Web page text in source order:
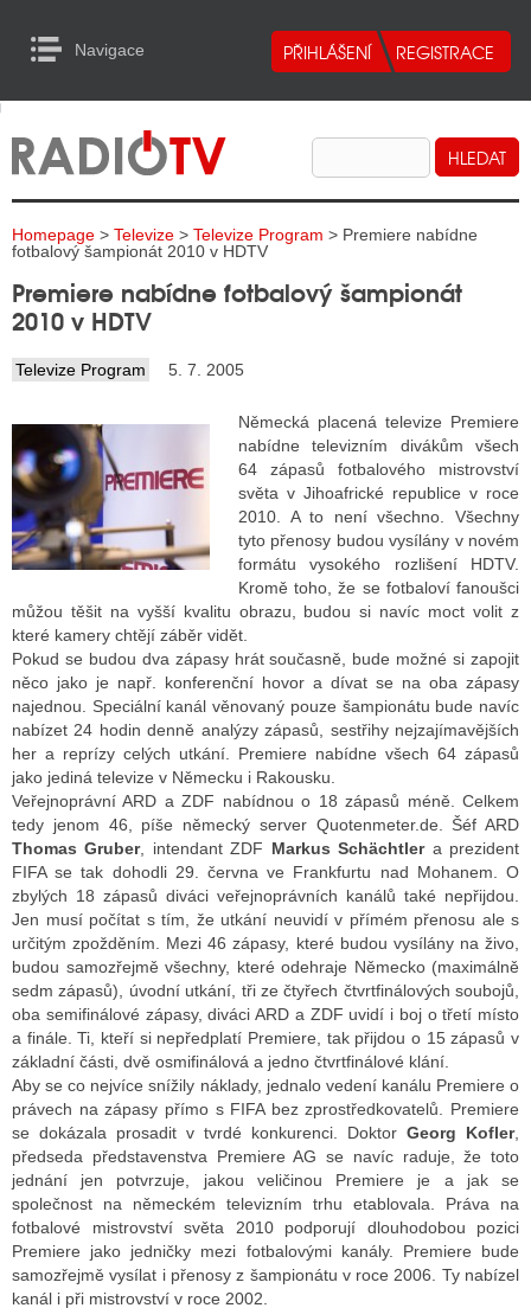
Navigace
RADIA
TELEVIZE
INTERNET
TISK
RADIA
RÁDIÍ
RÁDIÍ
VYSÍLAČE
TELEVIZE
TELEVIZÍ
VYSÍLAČE
INTERNET
RÁDIA
STRÁNKY RÁDIÍ
STRÁNKY TV
TISK
STÁT BLOGEREM
BLOGERA
to Content
Homepage > Televize > Televize Program > Premiere nabídne
fotbalový šampionát 2010 v HDTV
Premiere nabídne fotbalový šampionát
2010 v HDTV
Televize Program 5. 7. 2005
Německá placená televize Premiere
nabídne televizním divákům všech
64 zápasů fotbalového mistrovství
světa v Jihoafrické republice v roce
2010. A to není všechno. Všechny
tyto přenosy budou vysílány v novém
formátu vysokého rozlišení HDTV.
Kromě toho, že se fotbaloví fanoušci
můžou těšit na vyšší kvalitu obrazu, budou si navíc moct volit z
které kamery chtějí záběr vidět.
Pokud se budou dva zápasy hrát současně, bude možné si zapojit
něco jako je např. konferenční hovor a dívat se na oba zápasy
najednou. Speciální kanál věnovaný pouze šampionátu bude navíc
nabízet 24 hodin denně analýzy zápasů, sestřihy nejzajímavějších
her a reprízy celých utkání. Premiere nabídne všech 64 zápasů
jako jediná televize v Německu i Rakousku.
Veřejnoprávní ARD a ZDF nabídnou o 18 zápasů méně. Celkem
tedy jenom 46, píše německý server Quotenmeter.de. Šéf ARD
Thomas Gruber, intendant ZDF Markus Schächtlera prezident
FIFA se tak dohodli 29. června ve Frankfurtu nad Mohanem. O
zbylých 18 zápasů diváci veřejnoprávních kanálů také nepřijdou.
Jen musí počítat s tím, že utkání neuvidí v přímém přenosu ale s
určitým zpožděním. Mezi 46 zápasy, které budou vysílány na živo,
budou samozřejmě všechny, které odehraje Německo (maximálně
sedm zápasů), úvodní utkání, tři ze čtyřech čtvrtfinálových soubojů,
oba semifinálové zápasy, diváci ARD a ZDF uvidí i boj o třetí místo
a finále. Ti, kteří si nepředplatí Premiere, tak přijdou o 15 zápasů v
základní části, dvě osmifinálová a jedno čtvrtfinálové klání.
Aby se co nejvíce snížily náklady, jednalo vedení kanálu Premiere o
právech na zápasy přímo s FIFA bez zprostředkovatelů. Premiere
se dokázala prosadit v tvrdé konkurenci. Doktor Georg Kofler,
předseda představenstva Premiere AG se navíc raduje, že toto
jednání jen potvrzuje, jakou veličinou Premiere je a jak se
společnost na německém televizním trhu etablovala. Práva na
fotbalové mistrovství světa 2010 podporují dlouhodobou pozici
Premiere jako jedničky mezi fotbalovými kanály. Premiere bude
samozřejmě vysílat i přenosy z šampionátu v roce 2006. Ty nabízel
kanál i při mistrovství v roce 2002.